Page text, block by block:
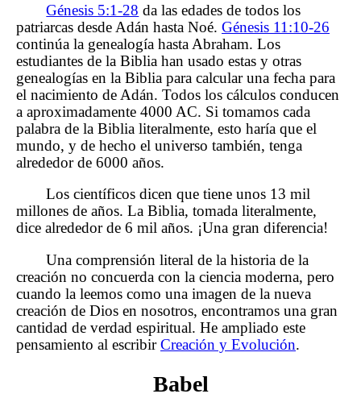
Génesis 5:1-28 da las edades de todos los
patriarcas desde Adán hasta Noé. Génesis 11:10-26
continúa la genealogía hasta Abraham. Los
estudiantes de la Biblia han usado estas y otras
genealogías en la Biblia para calcular una fecha para
el nacimiento de Adán. Todos los cálculos conducen
a aproximadamente 4000 AC. Si tomamos cada
palabra de la Biblia literalmente, esto haría que el
mundo, y de hecho el universo también, tenga
alrededor de 6000 años.
Los científicos dicen que tiene unos 13 mil
millones de años. La Biblia, tomada literalmente,
dice alrededor de 6 mil años. ¡Una gran diferencia!
Una comprensión literal de la historia de la
creación no concuerda con la ciencia moderna, pero
cuando la leemos como una imagen de la nueva
creación de Dios en nosotros, encontramos una gran
cantidad de verdad espiritual. He ampliado este
pensamiento al escribirCreación y Evolución.
Babel